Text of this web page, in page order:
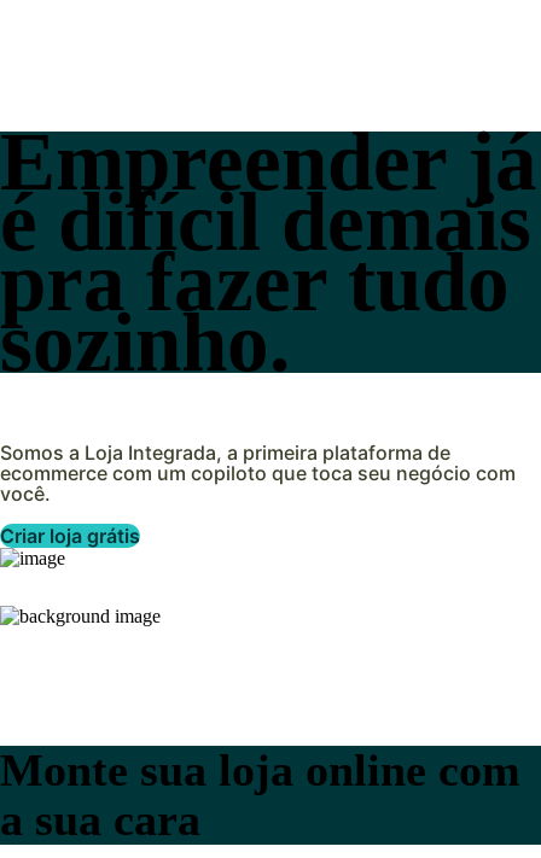
Empreender já
é difícil demais
pra fazer tudo
sozinho.
Somos a Loja Integrada, a primeira plataforma de
ecommerce com um copiloto que toca seu negócio com
você.
Criar loja grátis
Monte sua loja online com
a sua cara